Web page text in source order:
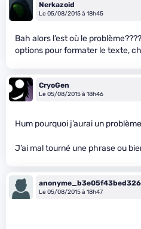
Nerkazoid
Le 05/08/2015 à 18h45
Bah alors l’est où le
options pour formater le texte,
CryoGen
Le 05/08/2015 à 18h46
Hum pourquoi j’aurai un
J’ai mal tourné une phrase ou
Le 05/08/2015 à 18h47